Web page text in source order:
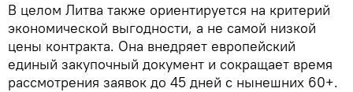
В целом Литва также ориентируется на критерий
экономической выгодности, а не самой низкой
цены контракта. Она внедряет европейский
единый закупочный документ и сокращает время
рассмотрения заявок до 45 дней с нынешних 60+.